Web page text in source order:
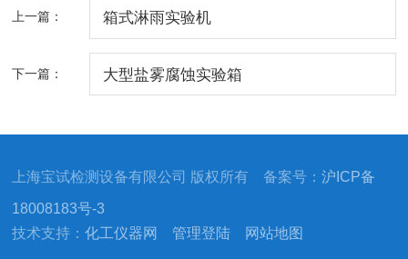
上一篇： 箱式淋雨实验机
下一篇： 大型盐雾腐蚀实验箱
上海宝试检测设备有限公司 版权所有 备案号：沪ICP备
18008183号-3
技术支持：化工仪器网 管理登陆 网站地图